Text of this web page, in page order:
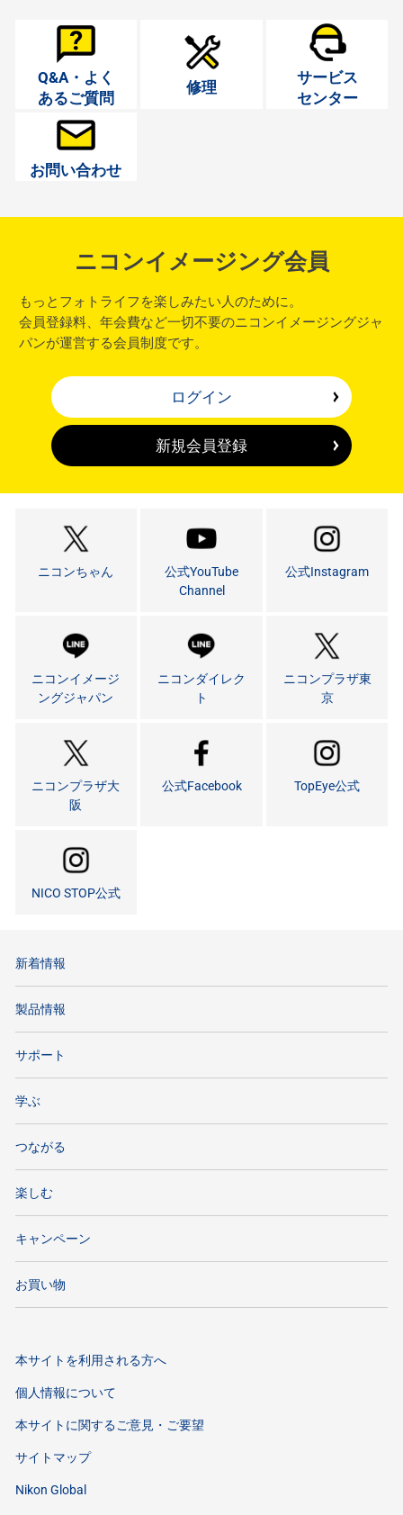
Q&A・よく
あるご質問
修理
サービス
センター
お問い合わせ
ニコンイメージング会員
もっとフォトライフを楽しみたい人のために。
会員登録料、年会費など一切不要のニコンイメージングジャ
パンが運営する会員制度です。
ログイン
新規会員登録
ニコンちゃん
公式YouTube
Channel
公式Instagram
ニコンイメージ
ングジャパン
ニコンダイレク
ト
ニコンプラザ東
京
ニコンプラザ大
阪
公式Facebook TopEye公式
NICO STOP公式
新着情報
製品情報
サポート
学ぶ
つながる
楽しむ
キャンペーン
お買い物
本サイトを利用される方へ
個人情報について
本サイトに関するご意見・ご要望
サイトマップ
Nikon Global